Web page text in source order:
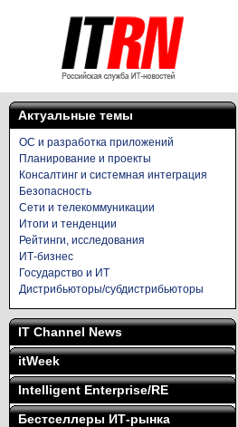
Актуальные темы
ОС и разработка приложений
Планирование и проекты
Консалтинг и системная интеграция
Безопасность
Сети и телекоммуникации
Итоги и тенденции
Рейтинги, исследования
ИТ-бизнес
Государство и ИТ
Дистрибьюторы/субдистрибьюторы
IT Channel News
itWeek
Intelligent Enterprise/RE
Бестселлеры ИТ-рынка